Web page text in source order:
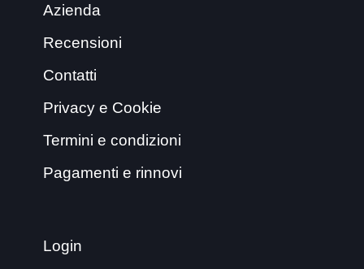
Azienda
Recensioni
Contatti
Privacy e Cookie
Termini e condizioni
Pagamenti e rinnovi
Login